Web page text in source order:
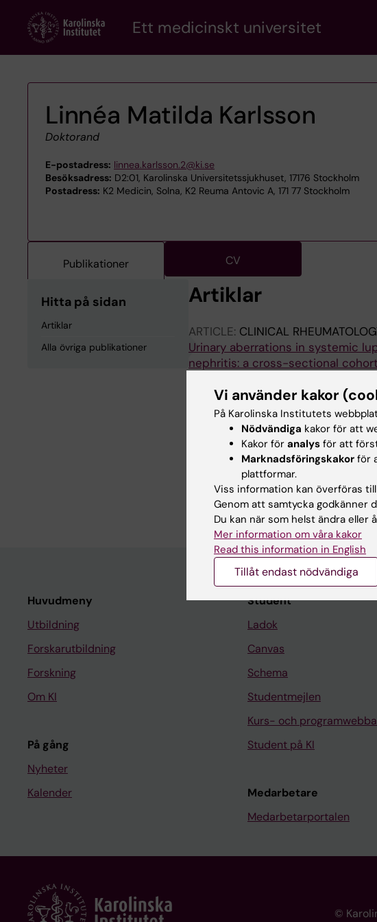
content
Ett medicinskt universitet
Linnéa Matilda Karlsson
Doktorand
E-postadress: linnea.karlsson.2@ki.se
Besöksadress: D2:01, Karolinska Universitetssjukhuset, 17176 Stockholm
Postadress: K2 Medicin, Solna, K2 Reuma Antovic A, 171 77 Stockholm
Publikationer CV
Hitta på sidan
Artiklar
Alla övriga publikationer
Artiklar
ARTICLE: CLINICAL
Urinary aberrations in systemic
nephritis: a cross-sectional
Alla övriga
CONFERENCE PUBLICATION:
KIDNEY BIOPSY IN FIRST RENAL
Karlsson L; Zickert A;
Huvudmeny
Utbildning
Forskarutbildning
Forskning
Om KI
På gång
Nyheter
Kalender
Student
Ladok
Canvas
Schema
Studentmejlen
Kurs- och
Student på KI
Medarbetare
Medarbetarportalen
©
Vi använder kakor
På Karolinska Institutets
Nödvändiga kakor för att
Kakor för analys för att
Marknadsföringskakor för
plattformar.
Viss information kan överföras
Genom att samtycka godkänner
Du kan när som helst ändra eller
Mer information om våra kakor
Read this information in English
Tillåt endast nödvändiga